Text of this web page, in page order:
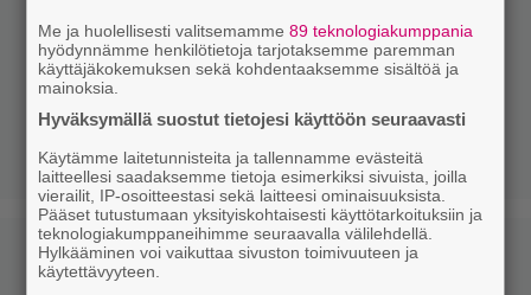
Me ja huolellisesti valitsemamme89 teknologiakumppania
hyödynnämme henkilötietoja tarjotaksemme paremman
käyttäjäkokemuksen sekä kohdentaaksemme sisältöä ja
mainoksia.
Hyväksymällä suostut tietojesi käyttöön seuraavasti
Käytämme laitetunnisteita ja tallennamme evästeitä
laitteellesi saadaksemme tietoja esimerkiksi sivuista, joilla
vierailit, IP-osoitteestasi sekä laitteesi ominaisuuksista.
Pääset tutustumaan yksityiskohtaisesti käyttötarkoituksiin ja
teknologiakumppaneihimme seuraavalla välilehdellä.
Hylkääminen voi vaikuttaa sivuston toimivuuteen ja
käytettävyyteen.